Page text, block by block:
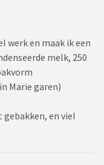
werk en maak ik een
melk, 250
Marie garen)
en viel